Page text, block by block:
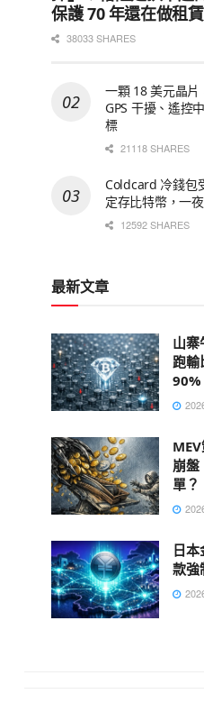
保護 70 年還在做租賃
38033 SHARES
一顆 18 美元晶
GPS 干擾、遙控
標
21118 SHARES
Coldcard 冷錢包
定存比特幣，一
12592 SHARES
最新文章
山寨
跑輸
90%
崩盤
單？
日
款強